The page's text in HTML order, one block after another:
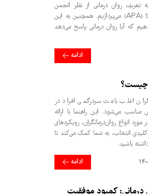
تعریف روان درمانی از نظر انجمن
روانشناسی آمریکا (APA) می‌پردازیم. همچنین به این
که آیا روان درمانی پاسخ می‌دهد
ادامه
چیست؟
اغلب باعث سردرگمی افراد در
می‌شود. این راهنما با ارائه
انواع روان‌درمانگران، رویکردهای
انتخاب، به شما کمک می‌کند تا
باشید.
ادامه